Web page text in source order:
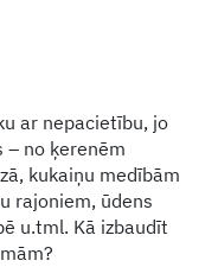
ar nepacietību, jo
– no ķerenēm
kukaiņu medībām
rajoniem, ūdens
u.tml. Kā izbaudīt